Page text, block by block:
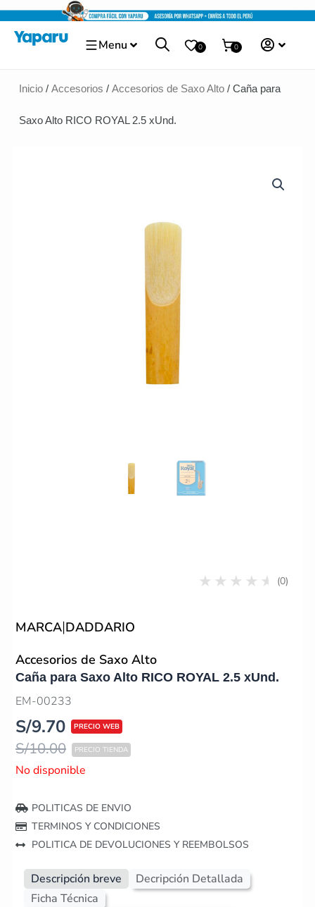
Ir
contenido
Menu 0 0
Inicio/ Accesorios / Accesorios de Saxo Alto/ Caña para
Saxo Alto RICO ROYAL 2.5 xUnd.
(0)
MARCA|DADDARIO
Accesorios de Saxo Alto
Caña para Saxo Alto RICO ROYAL 2.5 xUnd.
EM-00233
S/10.00
S/9.70
No disponible
POLITICAS DE ENVIO
TERMINOS Y CONDICIONES
POLITICA DE DEVOLUCIONES Y REEMBOLSOS
Descripción breve
Decripción Detallada
Ficha Técnica